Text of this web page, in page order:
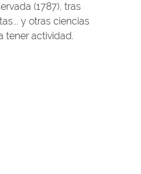
(1787), tras
y otras ciencias
tener actividad.